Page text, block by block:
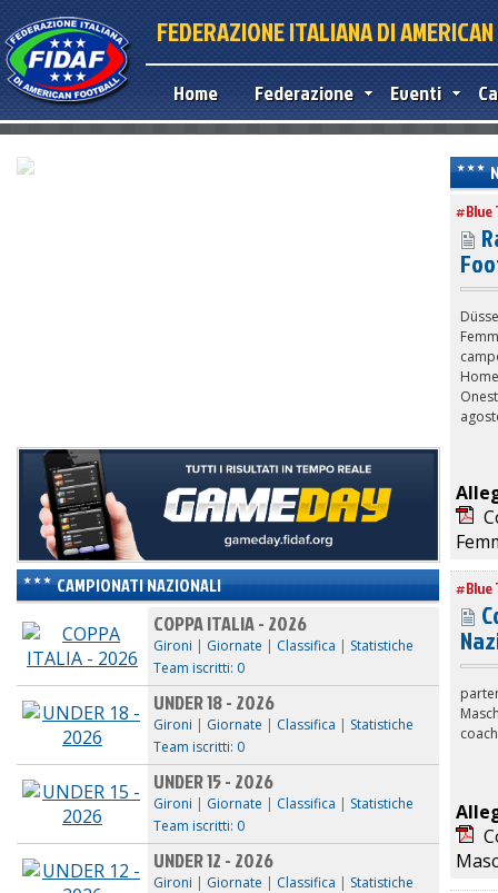
FEDERAZIONE ITALIANA DI
Home Federazione Eventi
CAMPIONATI NAZIONALI
COPPA ITALIA - 2026
Gironi | Giornate | Classifica | Statistiche
Team iscritti: 0
UNDER 18 - 2026
Gironi | Giornate | Classifica | Statistiche
Team iscritti: 0
UNDER 15 - 2026
Gironi | Giornate | Classifica | Statistiche
Team iscritti: 0
UNDER 12 - 2026
Gironi | Giornate | Classifica | Statistiche
#Blue
#Blue